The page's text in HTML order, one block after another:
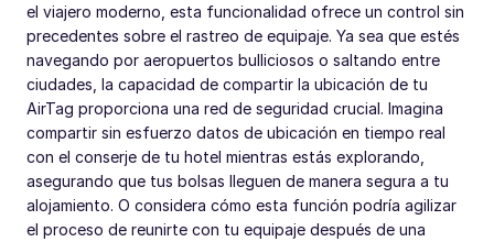
el viajero moderno, esta funcionalidad ofrece un control sin
precedentes sobre el rastreo de equipaje. Ya sea que estés
navegando por aeropuertos bulliciosos o saltando entre
ciudades, la capacidad de compartir la ubicación de tu
AirTag proporciona una red de seguridad crucial. Imagina
compartir sin esfuerzo datos de ubicación en tiempo real
con el conserje de tu hotel mientras estás explorando,
asegurando que tus bolsas lleguen de manera segura a tu
alojamiento. O considera cómo esta función podría agilizar
el proceso de reunirte con tu equipaje después de una